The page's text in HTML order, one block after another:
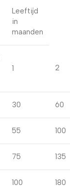
Leeftijd
in
maanden
1 2
30 60
55 100
75 135
100 180